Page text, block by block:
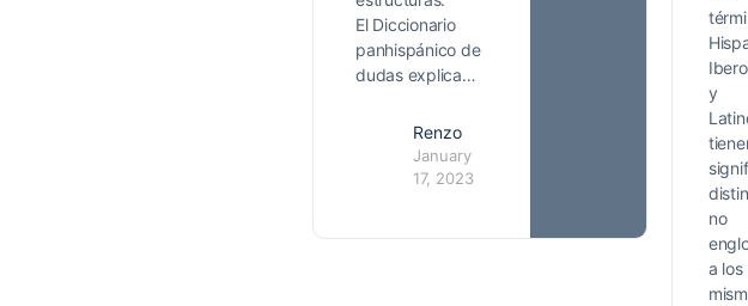
El Diccionario
panhispánico de
dudas explica…
Renzo
January
17, 2023
y
no
a los